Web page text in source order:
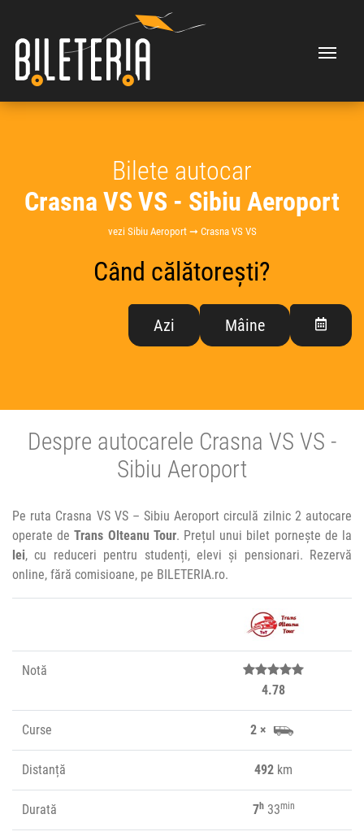
Bilete autocar
Crasna VS VS - Sibiu Aeroport
vezi Sibiu Aeroport ➞ Crasna VS VS
Când călătorești?
Azi Mâine
Despre autocarele Crasna VS VS -
Sibiu Aeroport
Pe ruta Crasna VS VS – Sibiu Aeroport circulă zilnic 2 autocare
operate deTrans Olteanu Tour. Prețul unui bilet pornește de la
lei, cu reduceri pentru studenți, elevi și pensionari. Rezervă
online, fără comisioane, pe BILETERIA.ro.
Notă
4.78
Curse 2 ×
Distanță 492 km
Durată 7h33min